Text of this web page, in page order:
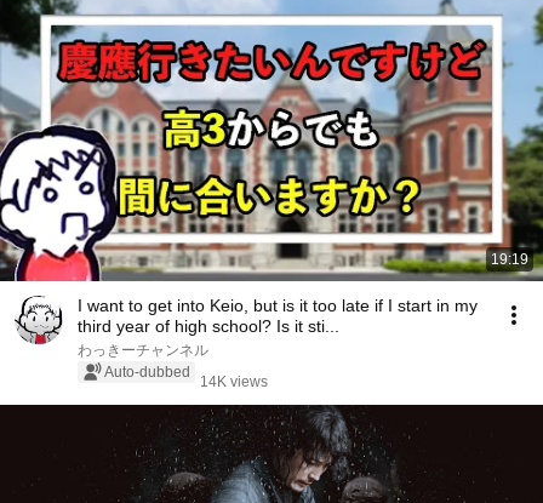
19:19
I want to get into Keio, but is it too late if I start in my
third year of high school? Is it sti...
わっきーチャンネル
Auto-dubbed
14K views